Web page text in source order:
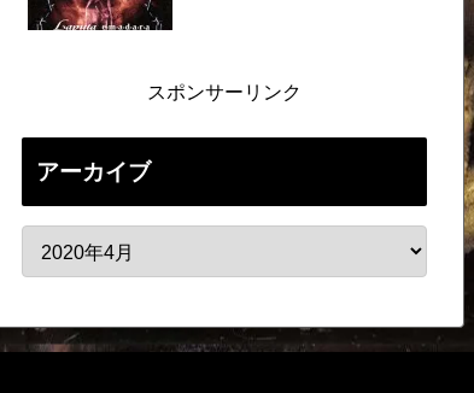
スポンサーリンク
アーカイブ